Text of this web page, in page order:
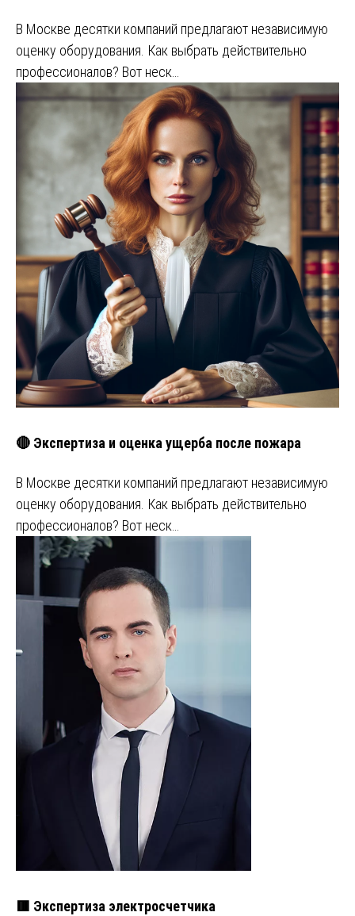
В Москве десятки компаний предлагают независимую
оценку оборудования. Как выбрать действительно
профессионалов? Вот неск…
🔴 Экспертиза и оценка ущерба после пожара
В Москве десятки компаний предлагают независимую
оценку оборудования. Как выбрать действительно
профессионалов? Вот неск…
🟥 Экспертиза электросчетчика